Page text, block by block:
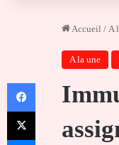
Accueil / A
A la une
Facebook
X
Messenger